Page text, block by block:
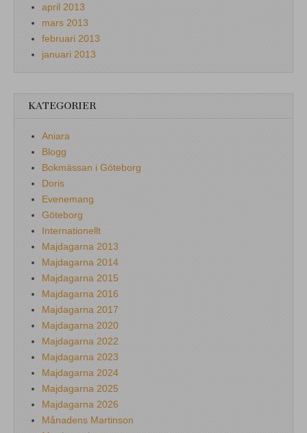
april 2013
mars 2013
februari 2013
januari 2013
KATEGORIER
Aniara
Blogg
Bokmässan i Göteborg
Doris
Evenemang
Göteborg
Internationellt
Majdagarna 2013
Majdagarna 2014
Majdagarna 2015
Majdagarna 2016
Majdagarna 2017
Majdagarna 2020
Majdagarna 2022
Majdagarna 2023
Majdagarna 2024
Majdagarna 2025
Majdagarna 2026
Månadens Martinson